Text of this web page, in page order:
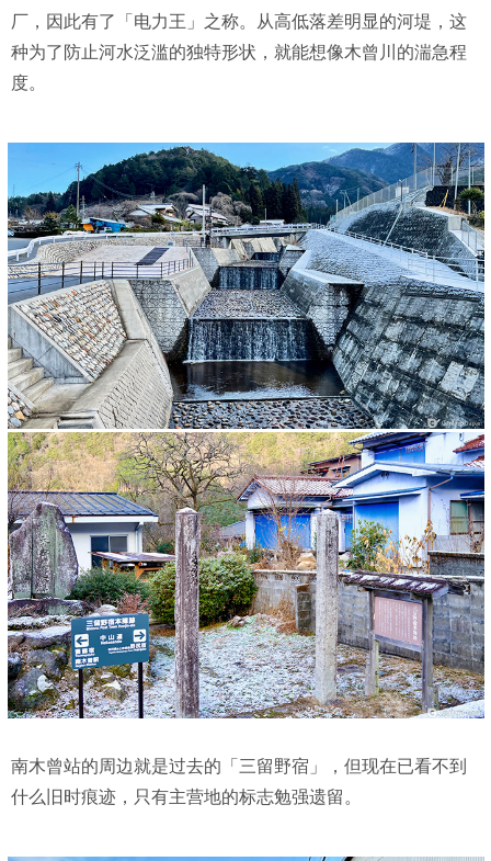
厂，因此有了「电力王」之称。从高低落差明显的河堤，这
种为了防止河水泛滥的独特形状，就能想像木曾川的湍急程
度。
南木曾站的周边就是过去的「三留野宿」，但现在已看不到
什么旧时痕迹，只有主营地的标志勉强遗留。